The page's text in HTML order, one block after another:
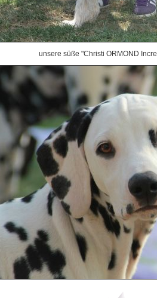
unsere süße "Christi ORMOND